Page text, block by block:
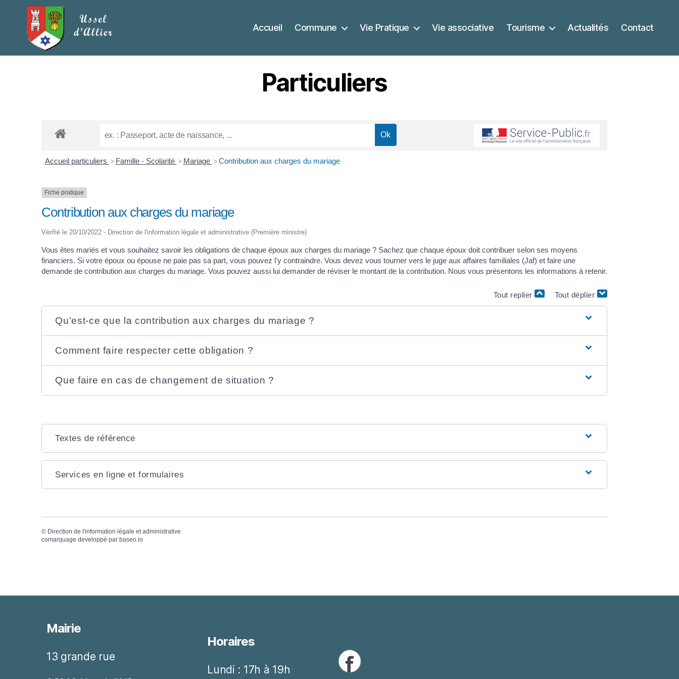
Accueil Commune Vie Pratique Vie associative Tourisme Actualités Contact
Particuliers
Accueil particuliers > Famille - Scolarité > Mariage > Contribution aux charges du mariage
Fiche pratique
Contribution aux charges du mariage
Vérifié le 20/10/2022 - Direction de l'information légale et administrative (Première ministre)
Vous êtes mariés et vous souhaitez savoir les obligations de chaque époux aux charges du mariage ? Sachez que chaque époux doit contribuer selon ses moyens
financiers. Si votre époux ou épouse ne paie pas sa part, vous pouvez l'y contraindre. Vous devez vous tourner vers le juge aux affaires familiales (Jaf) et faire une
demande de contribution aux charges du mariage. Vous pouvez aussi lui demander de réviser le montant de la contribution. Nous vous présentons les informations à retenir.
Tout replier Tout déplier
Qu'est-ce que la contribution aux charges du mariage ?
Comment faire respecter cette obligation ?
Que faire en cas de changement de situation ?
Textes de référence
Services en ligne et formulaires
© Direction de l'information légale et administrative
comarquage developpé par baseo.io
Mairie
13 grande rue
Horaires
Lundi : 17h à 19h